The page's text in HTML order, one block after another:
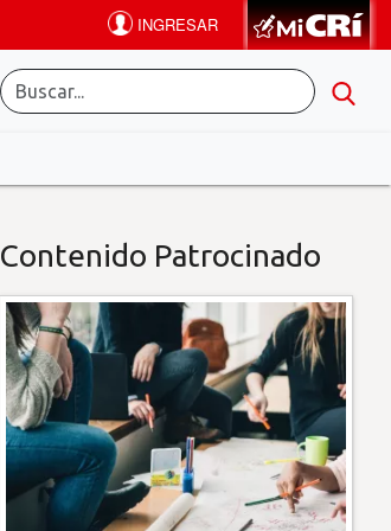
Contenido Patrocinado